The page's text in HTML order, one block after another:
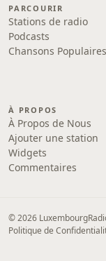
PARCOURIR
Stations de radio
Podcasts
Chansons Populaires
À PROPOS
À Propos de Nous
Ajouter une station
Widgets
Commentaires
© 2026
Politique de